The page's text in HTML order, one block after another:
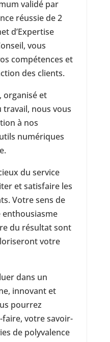
validé par
réussie de 2
d’Expertise
vous
compétences et
des clients.
organisé et
travail, nous vous
à nos
numériques
du service
et satisfaire les
Votre sens de
enthousiasme
du résultat sont
votre
dans un
innovant et
pourrez
votre savoir-
de polyvalence